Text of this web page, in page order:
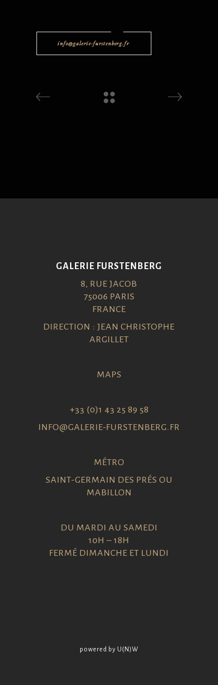
info@galerie-furstenberg.fr
GALERIE FURSTENBERG
8, RUE JACOB
75006 PARIS
FRANCE
DIRECTION : JEAN CHRISTOPHE
ARGILLET
MAPS
+33 (0)1 43 25 89 58
INFO@GALERIE-FURSTENBERG.FR
MÉTRO
SAINT-GERMAIN DES PRÉS OU
MABILLON
DU MARDI AU SAMEDI
10H – 18H
FERMÉ DIMANCHE ET LUNDI
powered by U(N)W